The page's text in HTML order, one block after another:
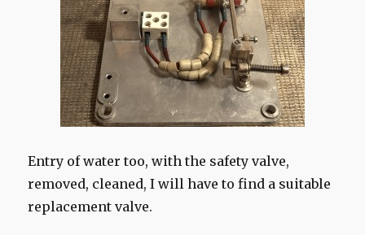
Entry of water too, with the safety valve,
removed, cleaned, I will have to find a suitable
replacement valve.